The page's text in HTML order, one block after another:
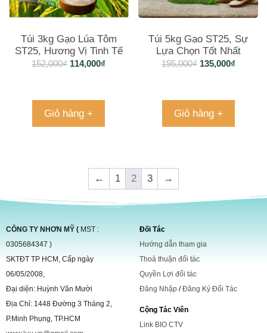
Túi 3kg Gạo Lúa Tôm
ST25, Hương Vị Tinh Tế
Tiện Lợi Cho Mọi Bữa
152,000₫ 114,000₫
Giỏ hàng +
Túi 5kg Gạo ST25, Sự
Lựa Chọn Tốt Nhất
195,000₫ 135,000₫
Giỏ hàng +
← 1 2 3 →
CÔNG TY NHƠN MỸ ( MST :
0305684347 )
SKTĐT TP HCM, Cấp ngày
06/05/2008,
Đại diện: Huỳnh Văn Mười
Địa Chỉ: 1448 Đường 3 Tháng 2,
P.Minh Phụng, TP.HCM
Đối Tác
Hướng dẫn tham gia
Thoả thuận đối tác
Quyền Lợi đối tác
Đăng Nhập /Đăng Ký Đối Tác
Cộng Tác Viên
Link BIO CTV